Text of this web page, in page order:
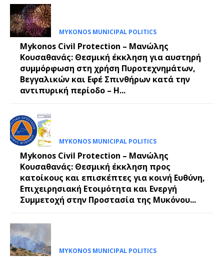
MYKONOS MUNICIPAL POLITICS
Mykonos Civil Protection – Μανώλης
Κουσαθανάς: Θεσμική έκκληση για αυστηρή
συμμόρφωση στη χρήση Πυροτεχνημάτων,
Βεγγαλικών και Εφέ Σπινθήρων κατά την
αντιπυρική περίοδο – Η...
MYKONOS MUNICIPAL POLITICS
Mykonos Civil Protection – Μανώλης
Κουσαθανάς: Θεσμική έκκληση προς
κατοίκους και επισκέπτες για κοινή Ευθύνη,
Επιχειρησιακή Ετοιμότητα και Ενεργή
Συμμετοχή στην Προστασία της Μυκόνου...
MYKONOS MUNICIPAL POLITICS